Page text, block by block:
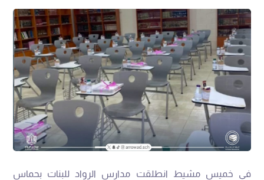
في خميس مشيط انطلقت مدارس الرواد للبنات بحماس